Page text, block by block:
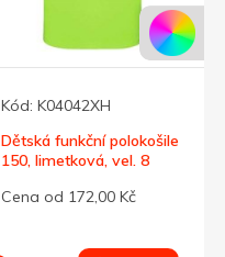
Kód: K04042XH
Dětská funkční polokošile
150, limetková, vel. 8
Cena od 172,00 Kč